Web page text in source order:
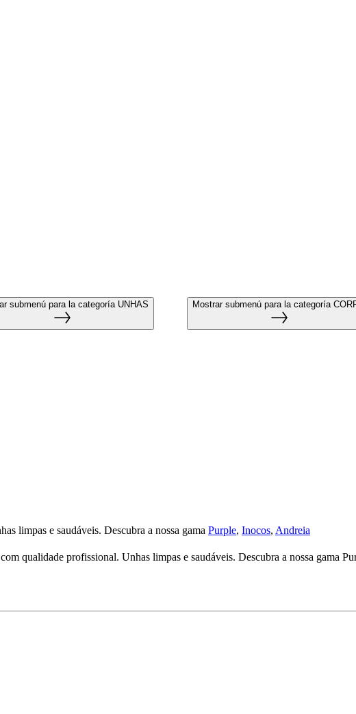
submenú para la categoría UNHAS Mostrar submenú para la categoría
limpas e saudáveis. Descubra a nossa gama Purple, Inocos, Andreia
qualidade profissional. Unhas limpas e saudáveis. Descubra a nossa gama